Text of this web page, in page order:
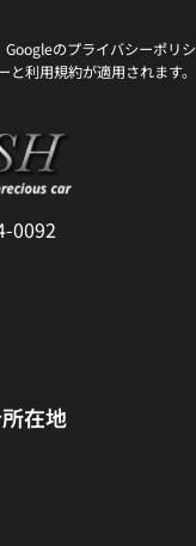
Googleのプライバシーポリシ
と利用規約が適用されます。
0092
所在地